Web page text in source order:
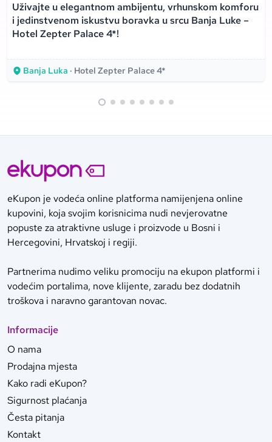
Uživajte u elegantnom ambijentu, vrhunskom komforu
i jedinstvenom iskustvu boravka u srcu Banja Luke –
Hotel Zepter Palace 4*!
Banja Luka · Hotel Zepter Palace 4*
eKupon je vodeća online platforma namijenjena online
kupovini, koja svojim korisnicima nudi nevjerovatne
popuste za atraktivne usluge i proizvode u Bosni i
Hercegovini, Hrvatskoj i regiji.
Partnerima nudimo veliku promociju na ekupon platformi i
vodećim portalima, nove klijente, zaradu bez dodatnih
troškova i naravno garantovan novac.
Informacije
O nama
Prodajna mjesta
Kako radi eKupon?
Sigurnost plaćanja
Česta pitanja
Kontakt